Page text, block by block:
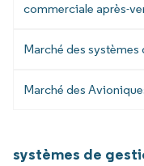
commerciale après-
Marché des
Marché des
systèmes de